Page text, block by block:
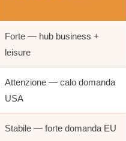
Forte — hub business +
leisure
Attenzione — calo domanda
USA
Stabile — forte domanda EU